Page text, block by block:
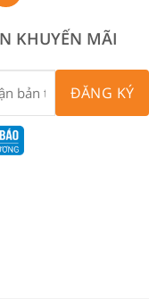
KHUYẾN MÃI
ĐĂNG KÝ